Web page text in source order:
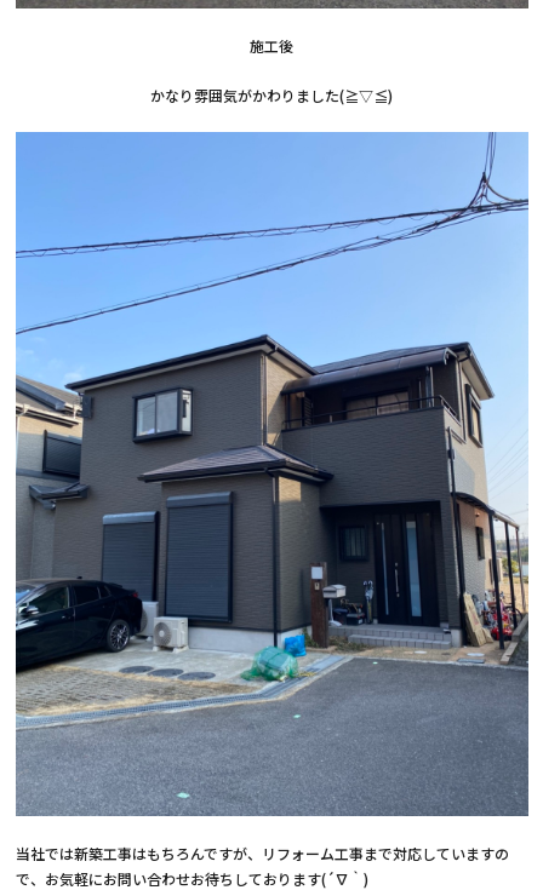
施工後
かなり雰囲気がかわりました(≧▽≦)
当社では新築工事はもちろんですが、リフォーム工事まで対応していますの
で、お気軽にお問い合わせお待ちしております(´∇｀)